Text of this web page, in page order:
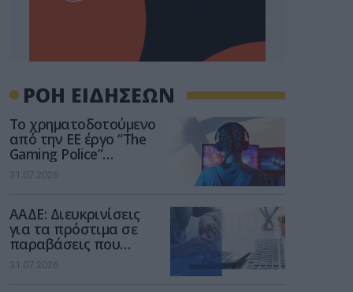
ΡΟΗ ΕΙΔΗΣΕΩΝ
Το χρηματοδοτούμενο
από την ΕΕ έργο “The
Gaming Police”
ενισχύει την ασφάλεια
των παιδιών στο
31.07.2026
ΑΑΔΕ: Διευκρινίσεις
για τα πρόστιμα σε
παραβάσεις που
αφορούν τους ΦΗΜ
31.07.2026